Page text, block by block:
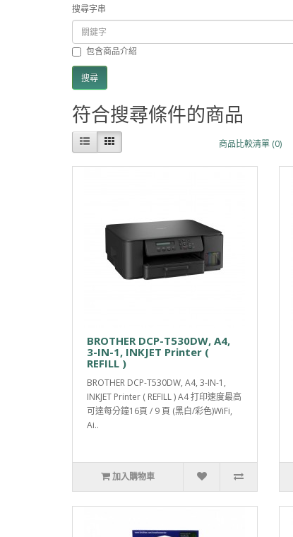
搜尋字串
包含商品介紹
符合搜尋條件的商品
商品比較清單 (0)
BROTHER DCP-T530DW, A4,
3-IN-1, INKJET Printer (
REFILL )
BROTHER DCP-T530DW, A4, 3-IN-1,
INKJET Printer ( REFILL ) A4 打印速度最高
可達每分鐘16頁 / 9 頁 (黑白/彩色)WiFi,
Ai..
加入購物車